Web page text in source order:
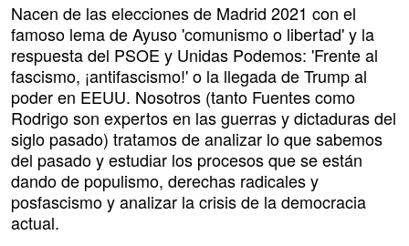
Nacen de las elecciones de Madrid 2021 con el
famoso lema de Ayuso 'comunismo o libertad' y la
respuesta del PSOE y Unidas Podemos: 'Frente al
fascismo, ¡antifascismo!' o la llegada de Trump al
poder en EEUU. Nosotros (tanto Fuentes como
Rodrigo son expertos en las guerras y dictaduras del
siglo pasado) tratamos de analizar lo que sabemos
del pasado y estudiar los procesos que se están
dando de populismo, derechas radicales y
posfascismo y analizar la crisis de la democracia
actual.